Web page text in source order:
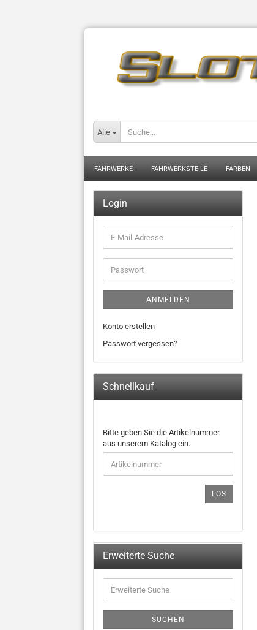
Alle
FAHRWERKE FAHRWERKSTEILE FARBEN
Login
E-
Mail-
Adresse
Passwort
ANMELDEN
Konto erstellen
Passwort vergessen?
Schnellkauf
BITTE
GEBEN
SIE
DIE
ARTIKELNUMMER
Bitte geben Sie die Artikelnummer
aus unserem Katalog ein.
LOS
Erweiterte Suche
Suche
SUCHEN